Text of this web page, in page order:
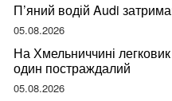
П’яний водій Audi
05.08.2026
На Хмельниччині
один постраждалий
05.08.2026